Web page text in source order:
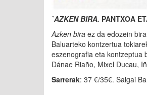
`AZKEN BIRA. PANTXOA
Azken bira ez da edozein
Baluarteko kontzertua
eszenografia eta kontzeptua
Dánae Riaño, Mixel Ducau,
Sarrerak: 37 €/35€. Salgai